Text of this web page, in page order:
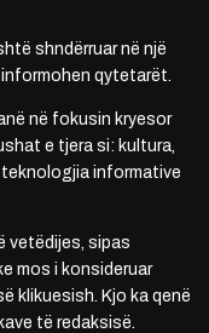
shndërruar në një
qytetarët.
në fokusin kryesor
e tjera si: kultura,
informative
vetëdijes, sipas
mos i konsideruar
klikuesish. Kjo ka qenë
të redaksisë.